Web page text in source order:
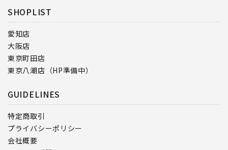
SHOPLIST
愛知店
大阪店
東京町田店
東京八潮店（HP準備中）
GUIDELINES
特定商取引
プライバシーポリシー
会社概要